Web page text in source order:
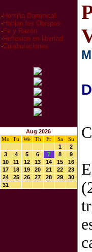
· Homilia Dominical
· Hablan los Obispos
· Fe y Razón
· Reflexion en libertad
·Colaboraciones
Aug 2026
Mo
Tu We Th Fr Sa
Su
1
2
3
4 5 6 7 8
9
10
11 12 13 14 15
16
17
18 19 20 21 22
23
24
25 26 27 28 29
30
31